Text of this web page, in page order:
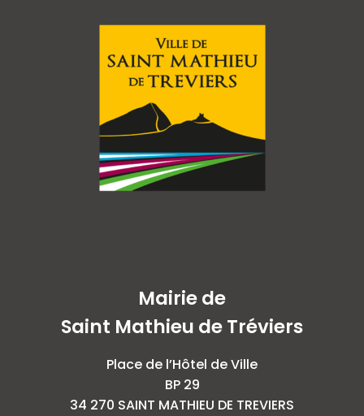
Mairie de
Saint Mathieu de Tréviers
Place de l’Hôtel de Ville
BP 29
34 270 SAINT MATHIEU DE TREVIERS